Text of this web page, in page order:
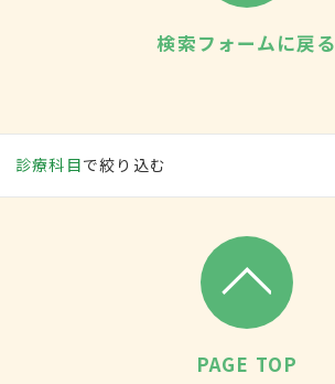
検索フォームに戻る
診療科目で絞り込む
PAGE TOP